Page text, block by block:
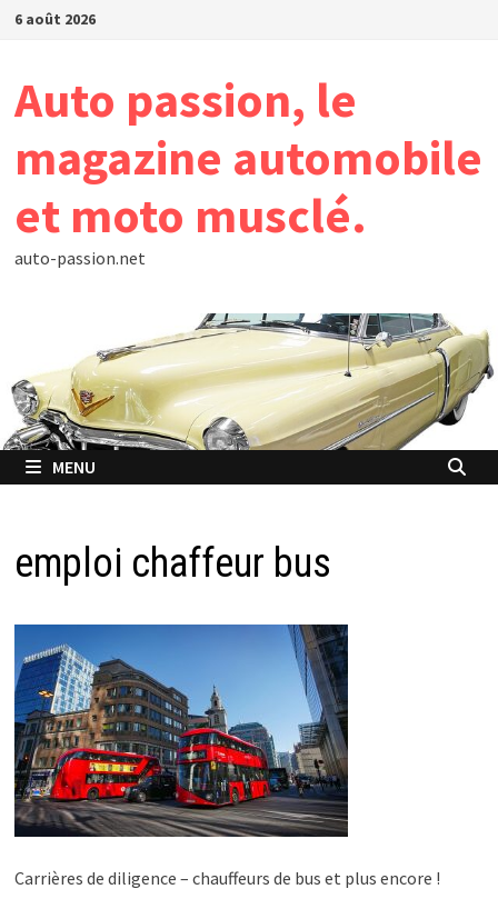
Passer
6 août 2026
Auto passion, le
magazine automobile
et moto musclé.
auto-passion.net
MENU
emploi chaffeur bus
Carrières de diligence – chauffeurs de bus et plus encore !